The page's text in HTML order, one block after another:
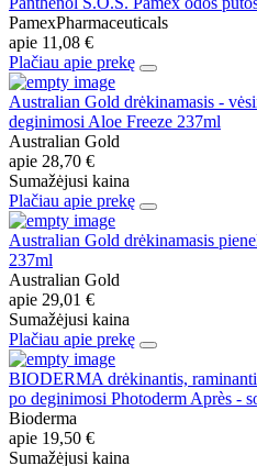
PamexPharmaceuticals
apie 11,08 €
Plačiau apie prekę
Australian Gold drėkinamasis -
deginimosi Aloe Freeze 237ml
Australian Gold
apie 28,70 €
Sumažėjusi kaina
Plačiau apie prekę
Australian Gold drėkinamasis
237ml
Australian Gold
apie 29,01 €
Sumažėjusi kaina
Plačiau apie prekę
BIODERMA drėkinantis,
po deginimosi Photoderm Après -
Bioderma
apie 19,50 €
Sumažėjusi kaina